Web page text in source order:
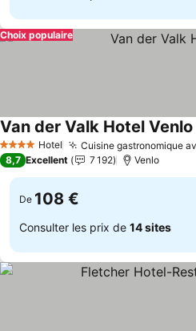
Choix populaire
4 Étoiles Hotel Cuisine gastronomique
Van der Valk Hotel Venlo
8,7 Excellent 7 192 Venlo
De 108 €
Consulter les prix de 14 sites